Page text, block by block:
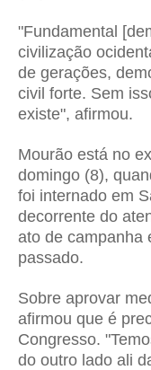
"Fundamental
civilização
de gerações,
civil forte. Sem
existe", afirmou.
Mourão está no
domingo (8),
foi internado em
decorrente do
ato de campanha
passado.
Sobre aprovar
afirmou que é
Congresso.
do outro lado ali